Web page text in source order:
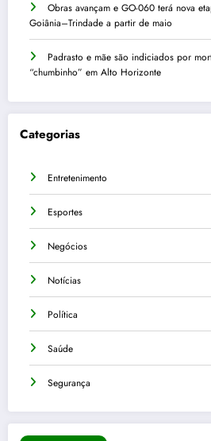
Obras avançam e GO-060 terá nova
Goiânia–Trindade a partir de maio
Padrasto e mãe são indiciados por
“chumbinho” em Alto Horizonte
Categorias
Entretenimento
Esportes
Negócios
Notícias
Política
Saúde
Segurança